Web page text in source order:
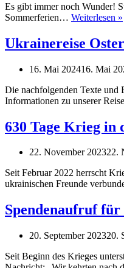
Es gibt immer noch Wunder!
Sommerferien… Weiterlesen »
Ukrainereise
16. Mai 202416. Mai
Die nachfolgenden Texte und
Informationen zu unserer
630 Tage Krieg
22. November 202322.
Seit Februar 2022 herrscht
ukrainischen Freunde
Spendenaufruf
20. September 202320.
Seit Beginn des Krieges